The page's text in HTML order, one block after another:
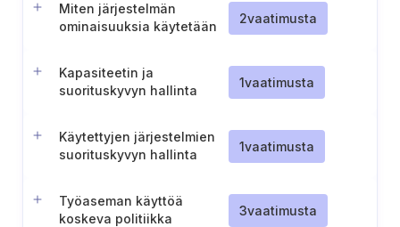
Miten järjestelmän
ominaisuuksia käytetään
2vaatimusta
Kapasiteetin ja
suorituskyvyn hallinta
1vaatimusta
Käytettyjen järjestelmien
suorituskyvyn hallinta
1vaatimusta
Työaseman käyttöä
koskeva politiikka
3vaatimusta